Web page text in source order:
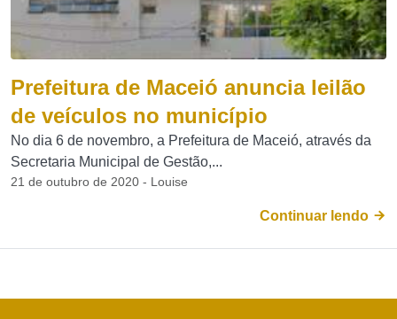
Prefeitura de Maceió anuncia leilão
de veículos no município
No dia 6 de novembro, a Prefeitura de Maceió, através da
Secretaria Municipal de Gestão,...
21 de outubro de 2020 - Louise
Continuar lendo